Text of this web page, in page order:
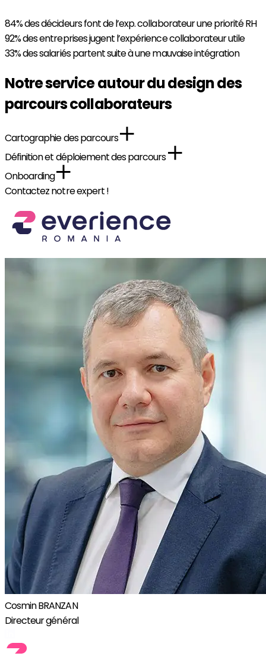
84%des décideurs font de l’exp. collaborateur une priorité RH
92%des entreprises jugent l’expérience collaborateur utile
33%des salariés partent suite à une mauvaise intégration
Notre service autour du design des
parcours collaborateurs
Cartographie des parcours
Définition et déploiement des parcours
Onboarding
Contactez notre expert !
Cosmin BRANZAN
Directeur général